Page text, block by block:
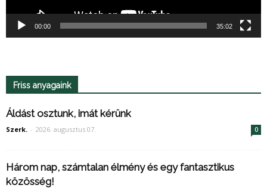
00:00 35:02
Friss anyagaink
Áldást osztunk, imát kérünk
Szerk. - 2026. augusztus 07. 0
Három nap, számtalan élmény és egy fantasztikus
közösség!